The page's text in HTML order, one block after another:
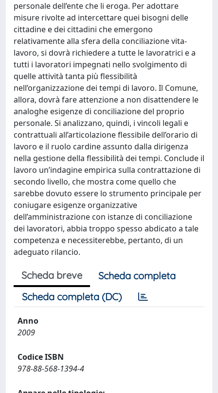
personale dell’ente che li eroga. Per adottare
misure rivolte ad intercettare quei bisogni delle
cittadine e dei cittadini che emergono
relativamente alla sfera della conciliazione vita-
lavoro, si dovrà richiedere a tutte le lavoratrici e a
tutti i lavoratori impegnati nello svolgimento di
quelle attività tanta più flessibilità
nell’organizzazione dei tempi di lavoro. Il Comune,
allora, dovrà fare attenzione a non disattendere le
analoghe esigenze di conciliazione del proprio
personale. Si analizzano, quindi, i vincoli legali e
contrattuali all’articolazione flessibile dell’orario di
lavoro e il ruolo cardine assunto dalla dirigenza
nella gestione della flessibilità dei tempi. Conclude il
lavoro un’indagine empirica sulla contrattazione di
secondo livello, che mostra come quello che
sarebbe dovuto essere lo strumento principale per
coniugare esigenze organizzative
dell’amministrazione con istanze di conciliazione
dei lavoratori, abbia troppo spesso abdicato a tale
competenza e necessiterebbe, pertanto, di un
adeguato rilancio.
Scheda breve
Scheda completa
Scheda completa (DC)
Anno
2009
Codice ISBN
978-88-568-1394-4